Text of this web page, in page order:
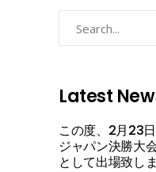
Latest
この度、2月23
ジャパン決勝大
として出場致しま